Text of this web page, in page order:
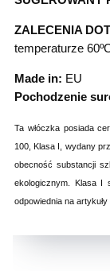
ZALECENIA
temperaturze
Made in: EU
Pochodzenie
Ta włóczka posiada
100, Klasa I, wydany
obecność substancji
ekologicznym. Klasa I
odpowiednia na